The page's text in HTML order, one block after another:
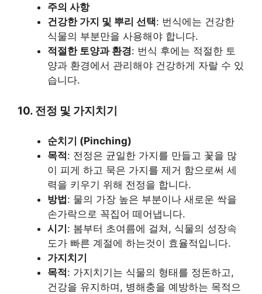
주의 사항
건강한 가지 및 뿌리 선택: 번식에는 건강한
식물의 부분만을 사용해야 합니다.
적절한 토양과 환경: 번식 후에는 적절한 토
양과 환경에서 관리해야 건강하게 자랄 수 있
습니다.
10. 전정 및 가지치기
순치기 (Pinching)
목적 : 전정은 균일한 가지를 만들고 꽃을 많
이 피게 하고 묵은 가지를 제거 함으로써 세
력을 키우기 위해 전정을 합니다.
방법 : 물의 가장 높은 부분이나 새로운 싹을
손가락으로 꼭집어 떼어냅니다.
시기 : 봄부터 초여름에 걸쳐, 식물의 성장속
도가 빠른 계절에 하는것이 효율적입니다.
가지치기
목적 : 가지치기는 식물의 형태를 정돈하고,
건강을 유지하며, 병해충을 예방하는 목적으